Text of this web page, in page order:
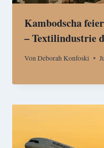
Kambodscha
– Textilindustrie
Von Deborah Konfoski